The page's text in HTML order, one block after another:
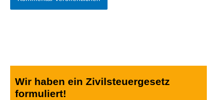
Wir haben ein Zivilsteuergesetz
formuliert!